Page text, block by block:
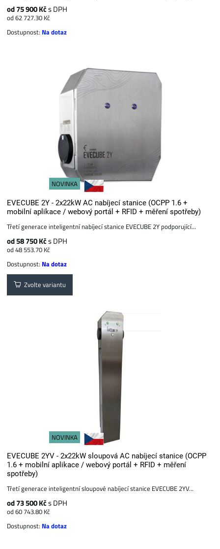
od 75 900 Kčs DPH
od 62 727.30 Kč
Dostupnost: Na dotaz
NOVINKA
EVECUBE 2Y - 2x22kW AC nabíjecí stanice (OCPP 1.6 +
mobilní aplikace / webový portál + RFID + měření spotřeby)
Třetí generace inteligentní nabíjecí stanice EVECUBE 2Y podporující...
od 58 750 Kčs DPH
od 48 553.70 Kč
Dostupnost: Na dotaz
Zvolte variantu
NOVINKA
EVECUBE 2YV - 2x22kW sloupová AC nabíjecí stanice (OCPP
1.6 + mobilní aplikace / webový portál + RFID + měření
spotřeby)
Třetí generace inteligentní sloupové nabíjecí stanice EVECUBE 2YV...
od 73 500 Kčs DPH
od 60 743.80 Kč
Dostupnost: Na dotaz